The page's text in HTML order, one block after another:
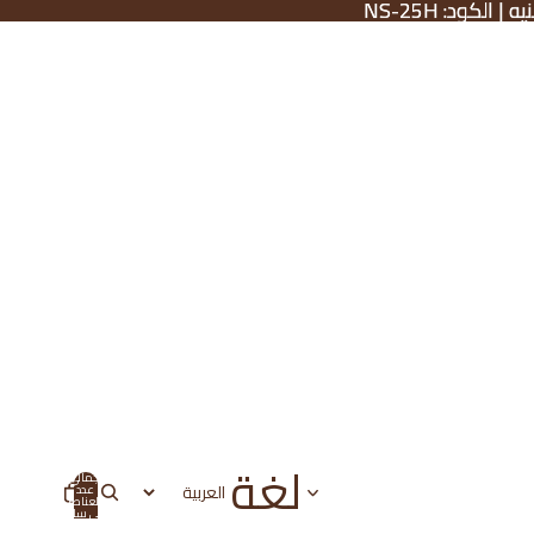
لغة إجمالي
عدد
العناصر
في سلة
التسوق: